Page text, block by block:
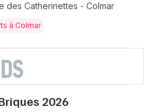
des Catherinettes - Colmar
à Colmar
2026